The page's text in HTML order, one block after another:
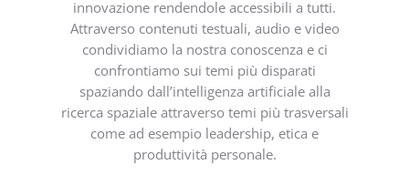
innovazione rendendole accessibili a tutti.
Attraverso contenuti testuali, audio e video
condividiamo la nostra conoscenza e ci
confrontiamo sui temi più disparati
spaziando dall’intelligenza artificiale alla
ricerca spaziale attraverso temi più trasversali
come ad esempio leadership, etica e
produttività personale.